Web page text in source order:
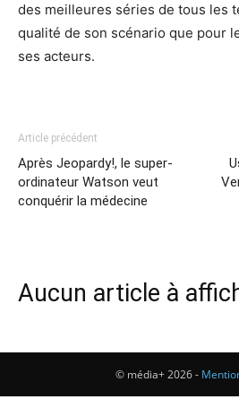
des meilleures séries de tous les
qualité de son scénario que pour
ses acteurs.
Article précédent
Après Jeopardy!, le super-
ordinateur Watson veut
conquérir la médecine
Aucun article à
© média+ 2026 -